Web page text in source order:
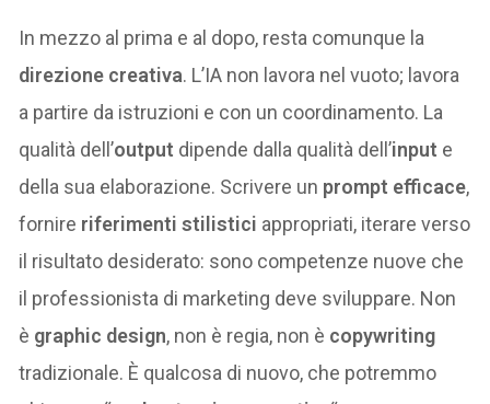
In mezzo al prima e al dopo, resta comunque la
direzione creativa. L’IA non lavora nel vuoto; lavora
a partire da istruzioni e con un coordinamento. La
qualità dell’output dipende dalla qualità dell’input e
della sua elaborazione. Scrivere un prompt efficace,
fornire riferimenti stilistici appropriati, iterare verso
il risultato desiderato: sono competenze nuove che
il professionista di marketing deve sviluppare. Non
è graphic design, non è regia, non è copywriting
tradizionale. È qualcosa di nuovo, che potremmo